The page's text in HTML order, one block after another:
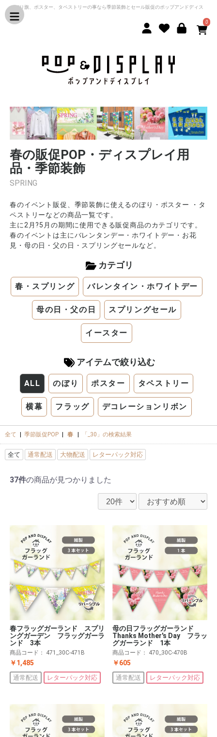
のぼり旗、ポスター、タペストリーの事なら季節装飾とセール販促のポップアンドディス
プレイ
0
春の販促POP・ディスプレイ用
品・季節装飾
SPRING
春のイベント販促、季節装飾に使えるのぼり・ポスター ・タ
ペストリーなどの商品一覧です。
主に2月?5月の期間に使用できる販促商品のカテゴリです。
春のイベントは主にバレンタンデー・ホワイトデー・お花
見・母の日・父の日・スプリングセールなど。
カテゴリ
春・スプリング バレンタイン・ホワイトデー
母の日・父の日 スプリングセール
イースター
アイテムで絞り込む
ALL のぼり ポスター タペストリー
横幕 フラッグ デコレーションリボン
全て | 季節販促POP | 春 | 「_30」の検索結果
全て 通常配送 大物配送 レターパック対応
37件の商品が見つかりました
春フラッグガーランド スプリ
ングガーデン フラッグガーラ
ンド 3本
商品コード： 471_30C-471B
￥1,485
通常配送 レターパック対応
母の日フラッグガーランド
Thanks Mother's Day フラッ
グガーランド 1本
商品コード： 470_30C-470B
￥605
通常配送 レターパック対応